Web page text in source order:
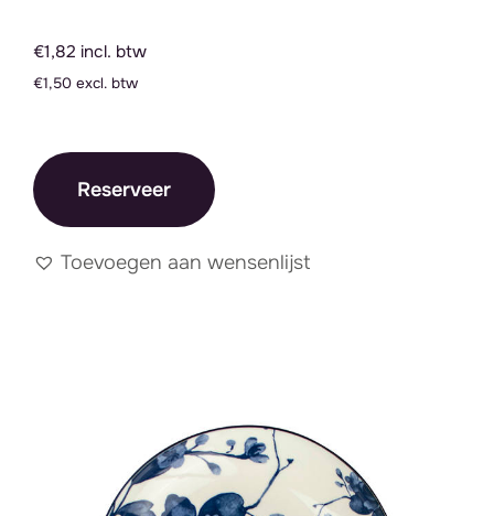
€1,82 incl. btw
€1,50 excl. btw
Reserveer
Toevoegen aan wensenlijst